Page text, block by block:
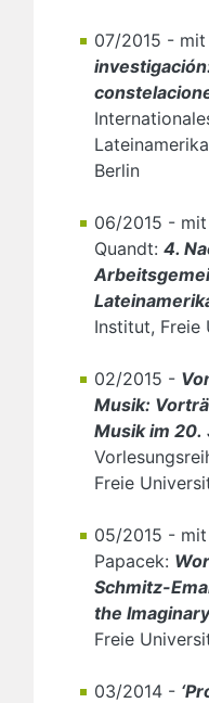
07/2015 - mit
Berlin
06/2015 - mit
Quandt: 4.
Institut, Freie
02/2015 -
Musik:
Musik im 20.
Freie
05/2015 - mit
Papacek:
Schmitz-
the
Freie
03/2014 -